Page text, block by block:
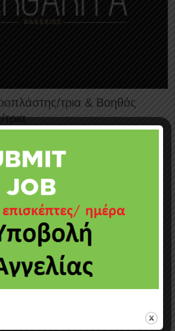
τρια & Βοηθός
Μαργαρίτα: Ζητούνται Ζαχαροπλάστης/τρια &
– Ξυλοφάγου Τα Αρτοποιεία – Ζαχαροπλαστεία
Ζαχαροπλάστης/τρια & …
Οδηγοί Πωλήσεων (ωράριο
11:00πμ)
Προσωπικό (α) Τμήμα Συντήρησης και
Φορτηγών και Trailers